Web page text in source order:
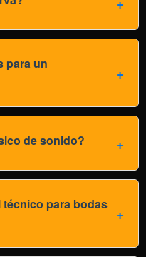
para un
de sonido?
para bodas